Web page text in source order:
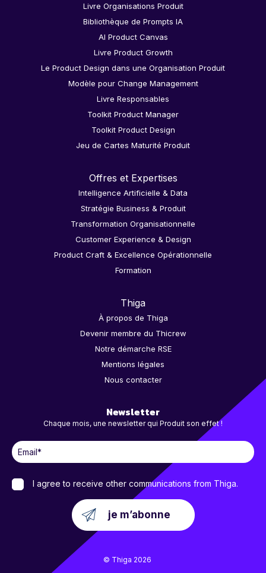
Livre Organisations Produit
Bibliothèque de Prompts IA
AI Product Canvas
Livre Product Growth
Le Product Design dans une Organisation Produit
Modèle pour Change Management
Livre Responsables
Toolkit Product Manager
Toolkit Product Design
Jeu de Cartes Maturité Produit
Offres et Expertises
Intelligence Artificielle & Data
Stratégie Business & Produit
Transformation Organisationnelle
Customer Experience & Design
Product Craft & Excellence Opérationnelle
Formation
Thiga
À propos de Thiga
Devenir membre du Thicrew
Notre démarche RSE
Mentions légales
Nous contacter
Newsletter
Chaque mois, une newsletter qui Produit son effet !
I agree to receive other communications from Thiga.
© Thiga 2026